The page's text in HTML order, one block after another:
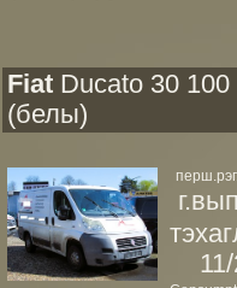
Fiat Ducato 30
(белы)